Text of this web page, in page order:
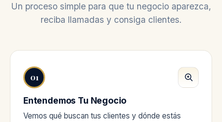
Un proceso simple para que tu negocio aparezca,
reciba llamadas y consiga clientes.
01
Entendemos Tu Negocio
Vemos qué buscan tus clientes y dónde estás